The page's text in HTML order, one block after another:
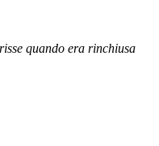
quando era rinchiusa